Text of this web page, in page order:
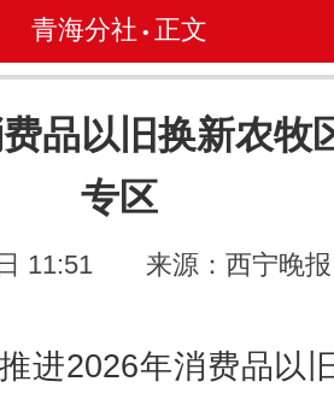
青海分社 • 正文
品以旧换新农牧
专区
11:51 来源：西宁晚报
2026年消费品以